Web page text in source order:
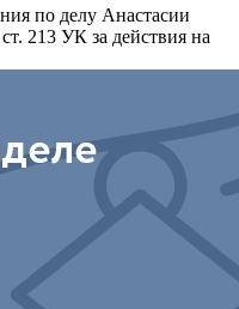
по делу Анастасии
213 УК за действия на